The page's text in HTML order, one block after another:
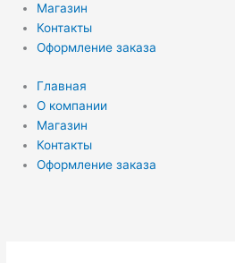
Магазин
Контакты
Оформление заказа
Главная
О компании
Магазин
Контакты
Оформление заказа